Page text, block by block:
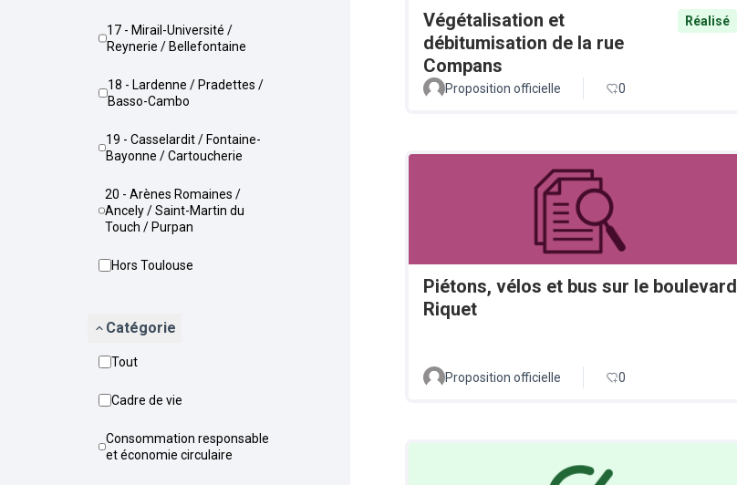
17 - Mirail-Université /
Reynerie / Bellefontaine
18 - Lardenne / Pradettes /
Basso-Cambo
19 - Casselardit / Fontaine-
Bayonne / Cartoucherie
20 - Arènes Romaines /
Ancely / Saint-Martin du
Touch / Purpan
Hors Toulouse
Catégorie
Tout
Cadre de vie
Consommation responsable
et économie circulaire
Végétalisation et
débitumisation de la rue
Compans
Réalisé
Proposition officielle 0
Piétons, vélos et bus sur le boulevard
Riquet
Proposition officielle 0